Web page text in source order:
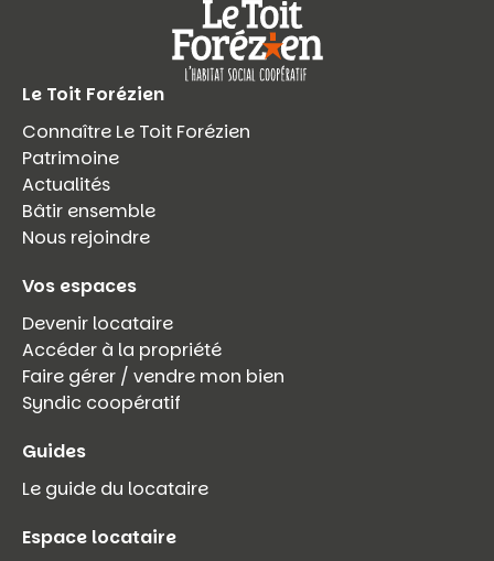
Le Toit Forézien
Connaître Le Toit Forézien
Patrimoine
Actualités
Bâtir ensemble
Nous rejoindre
Vos espaces
Devenir locataire
Accéder à la propriété
Faire gérer / vendre mon bien
Syndic coopératif
Guides
Le guide du locataire
Espace locataire